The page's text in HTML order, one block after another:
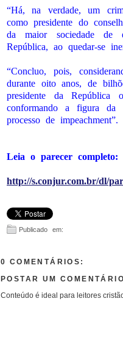
“Há, na verdade, um
como presidente do
da maior sociedade de
República, ao quedar-se
“Concluo, pois,
durante oito anos, de
presidente da República
conformando a figura da
processo de impeachment”.
Leia o parecer completo:
http://s.conjur.com.br/dl/
Publicado em:
0 COMENTÁRIOS:
POSTAR UM COMENTÁRIO
Conteúdo é ideal para leitores